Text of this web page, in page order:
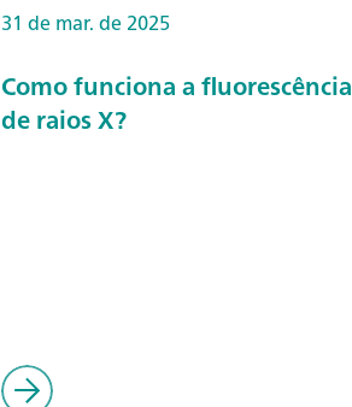
31 de mar. de 2025
Como funciona a fluorescência
de raios X?